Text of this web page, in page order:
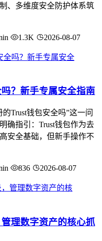
、多维度安全防护体系筑
1.3K 2026-08-07
？新手专属安全指南
Trust钱包安全吗”这一问
确指引：Trust钱包作为去
安全基础，但新手操作不
836 2026-08-07
理数字资产的核心抓